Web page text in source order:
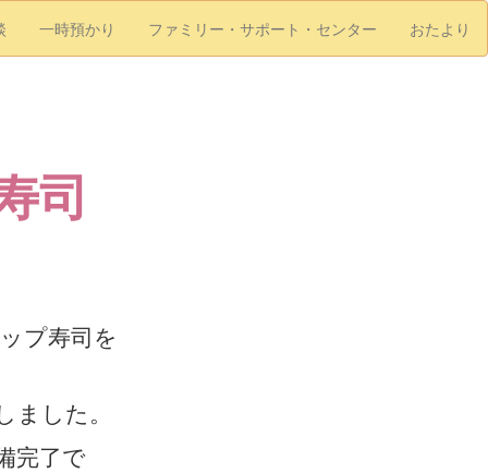
一時預かり ファミリー・サポート・センター おたより
司
プ寿司を
した。
完了で